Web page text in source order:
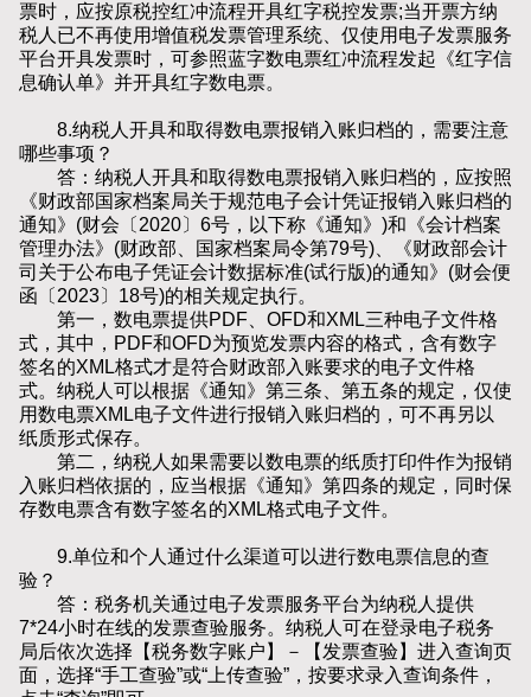
票时，应按原税控红冲流程开具红字税控发票;当开票方纳
税人已不再使用增值税发票管理系统、仅使用电子发票服务
平台开具发票时，可参照蓝字数电票红冲流程发起《红字信
息确认单》并开具红字数电票。
8.纳税人开具和取得数电票报销入账归档的，需要注意
哪些事项？
答：纳税人开具和取得数电票报销入账归档的，应按照
《财政部国家档案局关于规范电子会计凭证报销入账归档的
通知》(财会〔2020〕6号，以下称《通知》)和《会计档案
管理办法》(财政部、国家档案局令第79号)、《财政部会计
司关于公布电子凭证会计数据标准(试行版)的通知》(财会便
函〔2023〕18号)的相关规定执行。
第一，数电票提供PDF、OFD和XML三种电子文件格
式，其中，PDF和OFD为预览发票内容的格式，含有数字
签名的XML格式才是符合财政部入账要求的电子文件格
式。纳税人可以根据《通知》第三条、第五条的规定，仅使
用数电票XML电子文件进行报销入账归档的，可不再另以
纸质形式保存。
第二，纳税人如果需要以数电票的纸质打印件作为报销
入账归档依据的，应当根据《通知》第四条的规定，同时保
存数电票含有数字签名的XML格式电子文件。
9.单位和个人通过什么渠道可以进行数电票信息的查
验？
答：税务机关通过电子发票服务平台为纳税人提供
7*24小时在线的发票查验服务。纳税人可在登录电子税务
局后依次选择【税务数字账户】－【发票查验】进入查询页
面，选择“手工查验”或“上传查验”，按要求录入查询条件，